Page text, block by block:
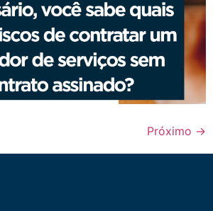
Próximo →